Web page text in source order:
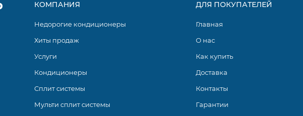
КОМПАНИЯ
Недорогие кондиционеры
Хиты продаж
Услуги
Кондиционеры
Сплит системы
Мульти сплит системы
ДЛЯ ПОКУПАТЕЛЕЙ
Главная
О нас
Как купить
Доставка
Контакты
Гарантии